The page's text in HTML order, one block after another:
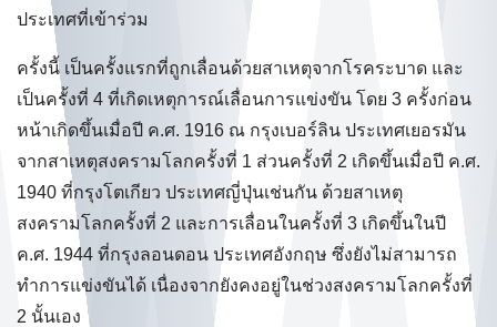
ประเทศที่เข้าร่วม
ครั้งนี้ เป็นครั้งแรกที่ถูกเลื่อนด้วยสาเหตุจากโรคระบาด และ
เป็นครั้งที่ 4 ที่เกิดเหตุการณ์เลื่อนการแข่งขัน โดย 3 ครั้งก่อน
หน้าเกิดขึ้นเมื่อปี ค.ศ. 1916 ณ กรุงเบอร์ลิน ประเทศเยอรมัน
จากสาเหตุสงครามโลกครั้งที่ 1 ส่วนครั้งที่ 2 เกิดขึ้นเมื่อปี ค.ศ.
1940 ที่กรุงโตเกียว ประเทศญี่ปุ่นเช่นกัน ด้วยสาเหตุ
สงครามโลกครั้งที่ 2 และการเลื่อนในครั้งที่ 3 เกิดขึ้นในปี
ค.ศ. 1944 ที่กรุงลอนดอน ประเทศอังกฤษ ซึ่งยังไม่สามารถ
ทำการแข่งขันได้ เนื่องจากยังคงอยู่ในช่วงสงครามโลกครั้งที่
2 นั้นเอง